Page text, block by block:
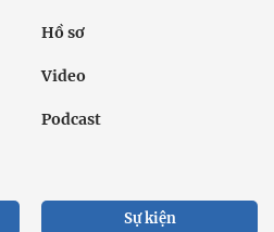
Hồ sơ
Video
Podcast
Sự kiện